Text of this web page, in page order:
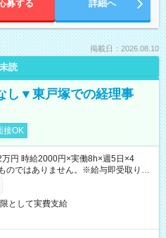
募する 詳細へ
掲載日：2026.08.10
未読
し▼東戸塚での経理事
接OK
円 時給2000円×実働8h×週5日×4
のではありません。※給与即受取りサ
）
として実費支給